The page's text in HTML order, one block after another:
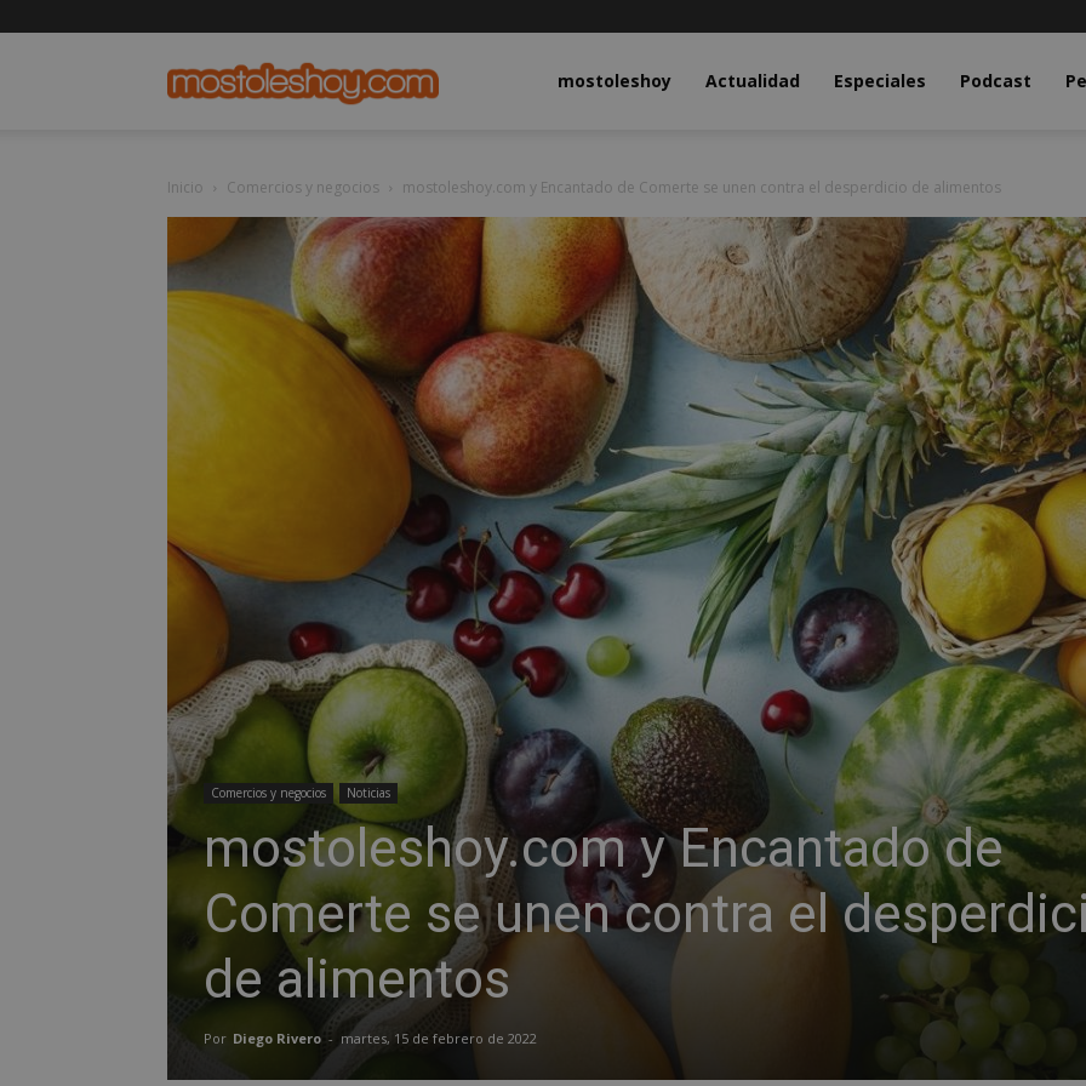
mostoleshoy.commostoleshoy Actualidad Especiales Podcast
Inicio Comercios y negocios mostoleshoy.com y Encantado de Comerte se unen contra el desperdicio de alimentos
Comercios y negocios Noticias
mostoleshoy.com y Encantado de
Comerte se unen contra el
de alimentos
Por Diego Rivero - martes, 15 de febrero de 2022